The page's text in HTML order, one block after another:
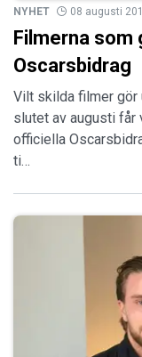
NYHET 08 augusti
Filmerna som
Oscarsbidrag
Vilt skilda filmer gör
slutet av augusti
officiella
ti…